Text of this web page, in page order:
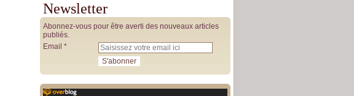
Newsletter
Abonnez-vous pour être averti des nouveaux articles
publiés.
Email